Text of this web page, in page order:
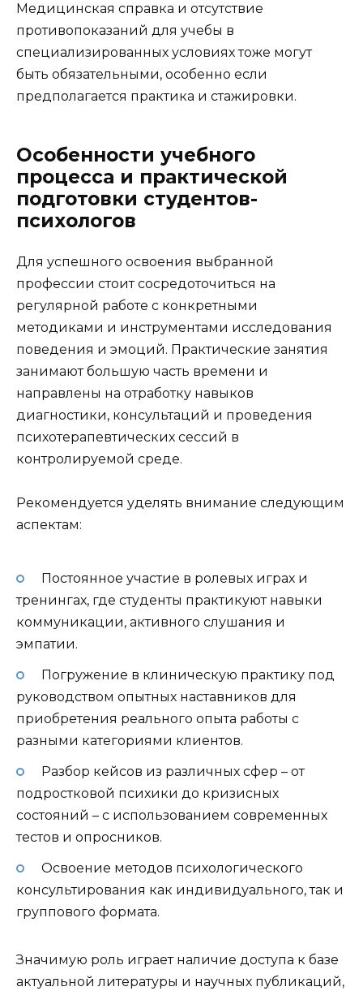
Медицинская справка и отсутствие
противопоказаний для учебы в
специализированных условиях тоже могут
быть обязательными, особенно если
предполагается практика и стажировки.
Особенности учебного
процесса и практической
подготовки студентов-
психологов
Для успешного освоения выбранной
профессии стоит сосредоточиться на
регулярной работе с конкретными
методиками и инструментами исследования
поведения и эмоций. Практические занятия
занимают большую часть времени и
направлены на отработку навыков
диагностики, консультаций и проведения
психотерапевтических сессий в
контролируемой среде.
Рекомендуется уделять внимание следующим
аспектам:
Постоянное участие в ролевых играх и
тренингах, где студенты практикуют навыки
коммуникации, активного слушания и
эмпатии.
Погружение в клиническую практику под
руководством опытных наставников для
приобретения реального опыта работы с
разными категориями клиентов.
Разбор кейсов из различных сфер – от
подростковой психики до кризисных
состояний – с использованием современных
тестов и опросников.
Освоение методов психологического
консультирования как индивидуального, так и
группового формата.
Значимую роль играет наличие доступа к базе
актуальной литературы и научных публикаций,